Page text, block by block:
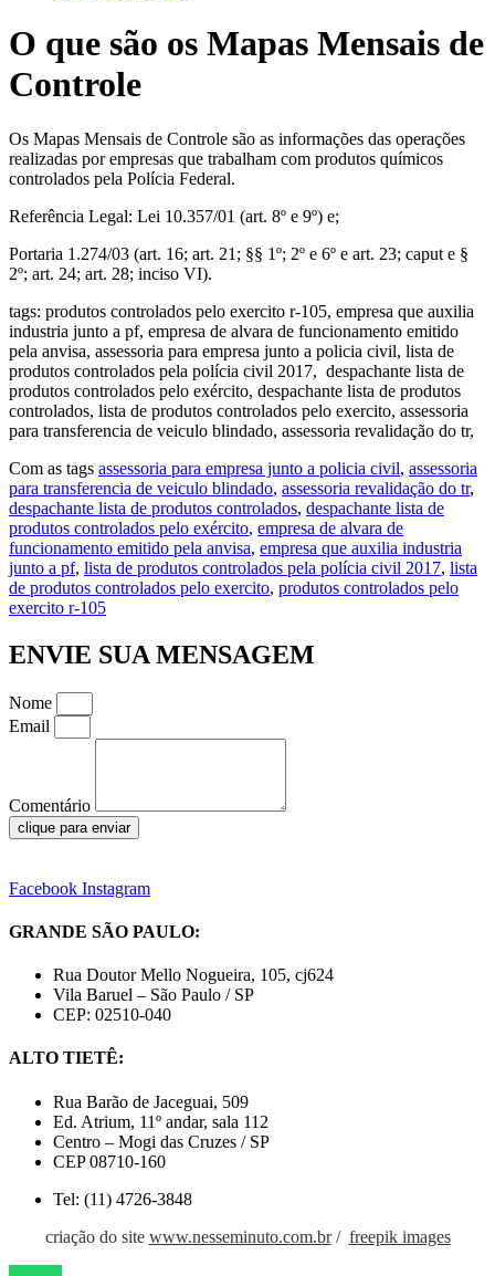
O que são os Mapas Mensais de
Controle
Os Mapas Mensais de Controle são as informações das operações
realizadas por empresas que trabalham com produtos químicos
controlados pela Polícia Federal.
Referência Legal: Lei 10.357/01 (art. 8º e 9º) e;
Portaria 1.274/03 (art. 16; art. 21; §§ 1º; 2º e 6º e art. 23; caput e §
2º; art. 24; art. 28; inciso VI).
tags: produtos controlados pelo exercito r-105, empresa que auxilia
industria junto a pf, empresa de alvara de funcionamento emitido
pela anvisa, assessoria para empresa junto a policia civil, lista de
produtos controlados pela polícia civil 2017, despachante lista de
produtos controlados pelo exército, despachante lista de produtos
controlados, lista de produtos controlados pelo exercito, assessoria
para transferencia de veiculo blindado, assessoria revalidação do tr,
Com as tags assessoria para empresa junto a policia civil, assessoria
para transferencia de veiculo blindado, assessoria revalidação do tr,
despachante lista de produtos controlados, despachante lista de
produtos controlados pelo exército, empresa de alvara de
funcionamento emitido pela anvisa, empresa que auxilia industria
junto a pf, lista de produtos controlados pela polícia civil 2017, lista
de produtos controlados pelo exercito, produtos controlados pelo
exercito r-105
ENVIE SUA MENSAGEM
Nome
Email
Comentário
clique para enviar
Facebook Instagram
GRANDE SÃO PAULO:
Rua Doutor Mello Nogueira, 105, cj624
Vila Baruel – São Paulo / SP
CEP: 02510-040
ALTO TIETÊ:
Rua Barão de Jaceguai, 509
Ed. Atrium, 11º andar, sala 112
Centro – Mogi das Cruzes / SP
CEP 08710-160
Tel: (11) 4726-3848
criação do site www.nesseminuto.com.br/ freepik images